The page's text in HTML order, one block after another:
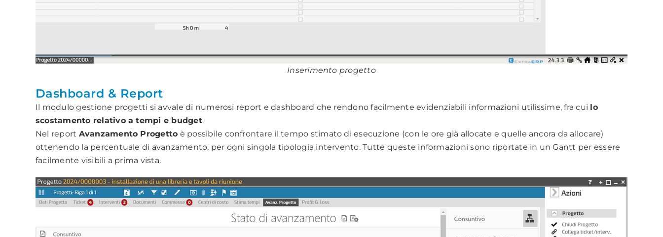
Inserimento progetto
Dashboard & Report
Il modulo gestione progetti si avvale di numerosi report e dashboard che rendono facilmente evidenziabili informazioni utilissime, fra cui lo
scostamento relativo a tempi e budget.
Nel report Avanzamento Progetto è possibile confrontare il tempo stimato di esecuzione (con le ore già allocate e quelle ancora da allocare)
ottenendo la percentuale di avanzamento, per ogni singola tipologia intervento. Tutte queste informazioni sono riportate in un Gantt per essere
facilmente visibili a prima vista.